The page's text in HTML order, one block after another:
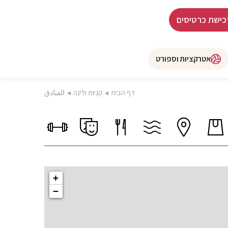
כרטיסים
אטרקציות וספורט
דף הבית ◂ קניות ולינה ◂ الفنادق
+
−